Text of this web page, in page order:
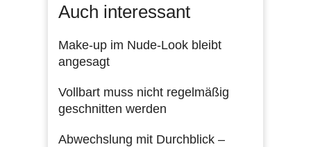
Auch interessant
Make-up im Nude-Look bleibt
angesagt
Vollbart muss nicht regelmäßig
geschnitten werden
Abwechslung mit Durchblick –